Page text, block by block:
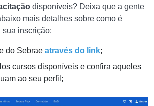
disponíveis? Deixa que a gente
mais detalhes sobre como é
sua inscrição:
do Sebrae através do link;
cursos disponíveis e confira aqueles
ao seu perfil;